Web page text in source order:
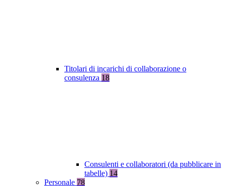
Titolari di incarichi di collaborazione o
consulenza 18
Consulenti e collaboratori (da pubblicare in
tabelle) 14
Personale 78